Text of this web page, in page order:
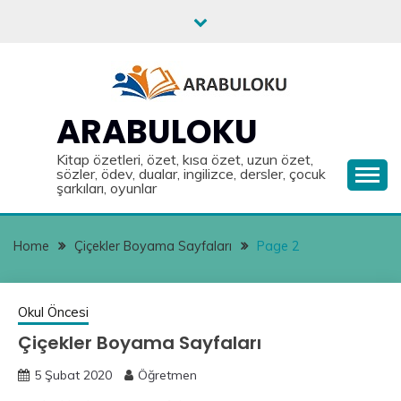
ARABULOKU
Kitap özetleri, özet, kısa özet, uzun özet,
sözler, ödev, dualar, ingilizce, dersler, çocuk
şarkıları, oyunlar
Home Çiçekler Boyama Sayfaları Page 2
Okul Öncesi
Çiçekler Boyama Sayfaları
5 Şubat 2020 Öğretmen